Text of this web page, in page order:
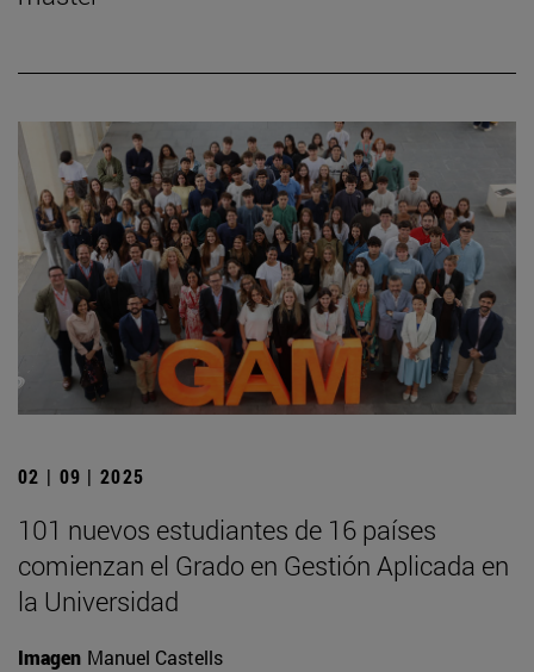
02 | 09 | 2025
101 nuevos estudiantes de 16 países
comienzan el Grado en Gestión Aplicada en
la Universidad
Imagen Manuel Castells